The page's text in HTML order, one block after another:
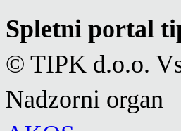
Spletni portal
© TIPK d.o.o.
Nadzorni organ